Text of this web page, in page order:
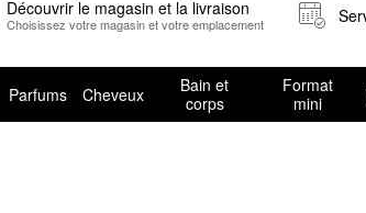
Découvrir le magasin et la livraison
Choisissez votre magasin et votre emplacement
Parfums Cheveux
Bain et
corps
Format
mini